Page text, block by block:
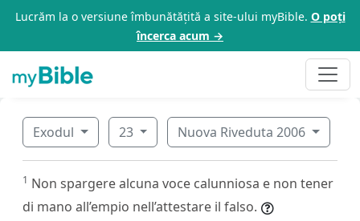
Lucrăm la o versiune îmbunătățită a site-ului myBible. O poți
încerca acum →
Exodul 23 Nuova Riveduta 2006
1 Non spargere alcuna voce calunniosa e non tener
di mano all’empio nell’attestare il falso.